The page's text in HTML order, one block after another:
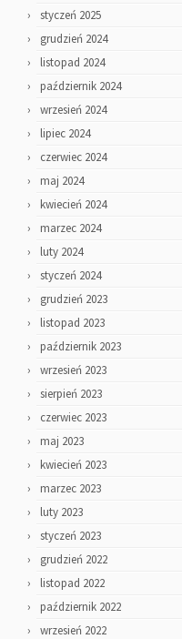
styczeń 2025
grudzień 2024
listopad 2024
październik 2024
wrzesień 2024
lipiec 2024
czerwiec 2024
maj 2024
kwiecień 2024
marzec 2024
luty 2024
styczeń 2024
grudzień 2023
listopad 2023
październik 2023
wrzesień 2023
sierpień 2023
czerwiec 2023
maj 2023
kwiecień 2023
marzec 2023
luty 2023
styczeń 2023
grudzień 2022
listopad 2022
październik 2022
wrzesień 2022